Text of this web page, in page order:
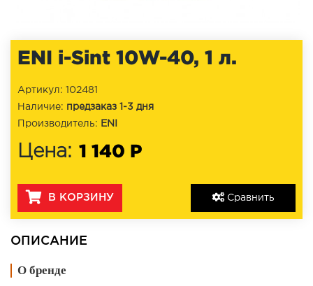
ENI i-Sint 10W-40, 1 л.
Сравнить
Артикул: 102481
Наличие: предзаказ 1-3 дня
Производитель:
ENI
Цена: 1 140 Р
В КОРЗИНУ
ОПИСАНИЕ
О бренде